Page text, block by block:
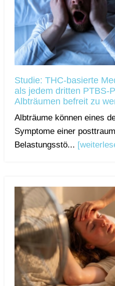
Studie: THC-basierte
als jedem dritten PTBS-
Albträumen befreit zu
Albträume können eines
Symptome einer
Belastungsstö...